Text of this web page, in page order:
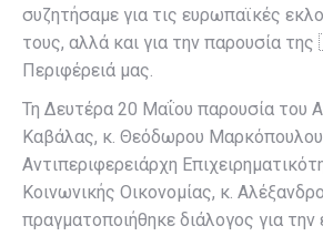
συζητήσαμε για τις ευρωπαϊκές
τους, αλλά και για την παρουσία
Περιφέρειά μας.
Τη Δευτέρα 20 Μαΐου παρουσία του
Καβάλας, κ. Θεόδωρου Μαρκόπουλου
Αντιπεριφερειάρχη
Κοινωνικής Οικονομίας, κ.
πραγματοποιήθηκε διάλογος για την